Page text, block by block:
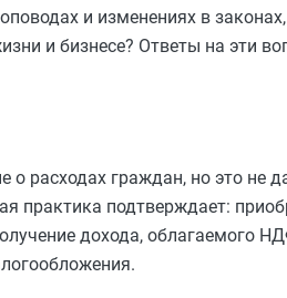
и изменениях в
и бизнесе? Ответы на эти
расходах граждан, но это не
практика подтверждает:
дохода, облагаемого